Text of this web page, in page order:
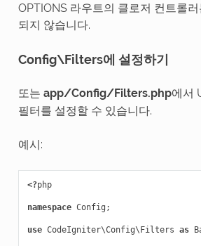
OPTIONS 라우트의 클로저 컨트롤
되지 않습니다.
Config\Filters에 설정하기
또는 app/Config/Filters.php에서
필터를 설정할 수 있습니다.
예시:
<?php
namespace Config ;
use CodeIgniter\Config\Filters as